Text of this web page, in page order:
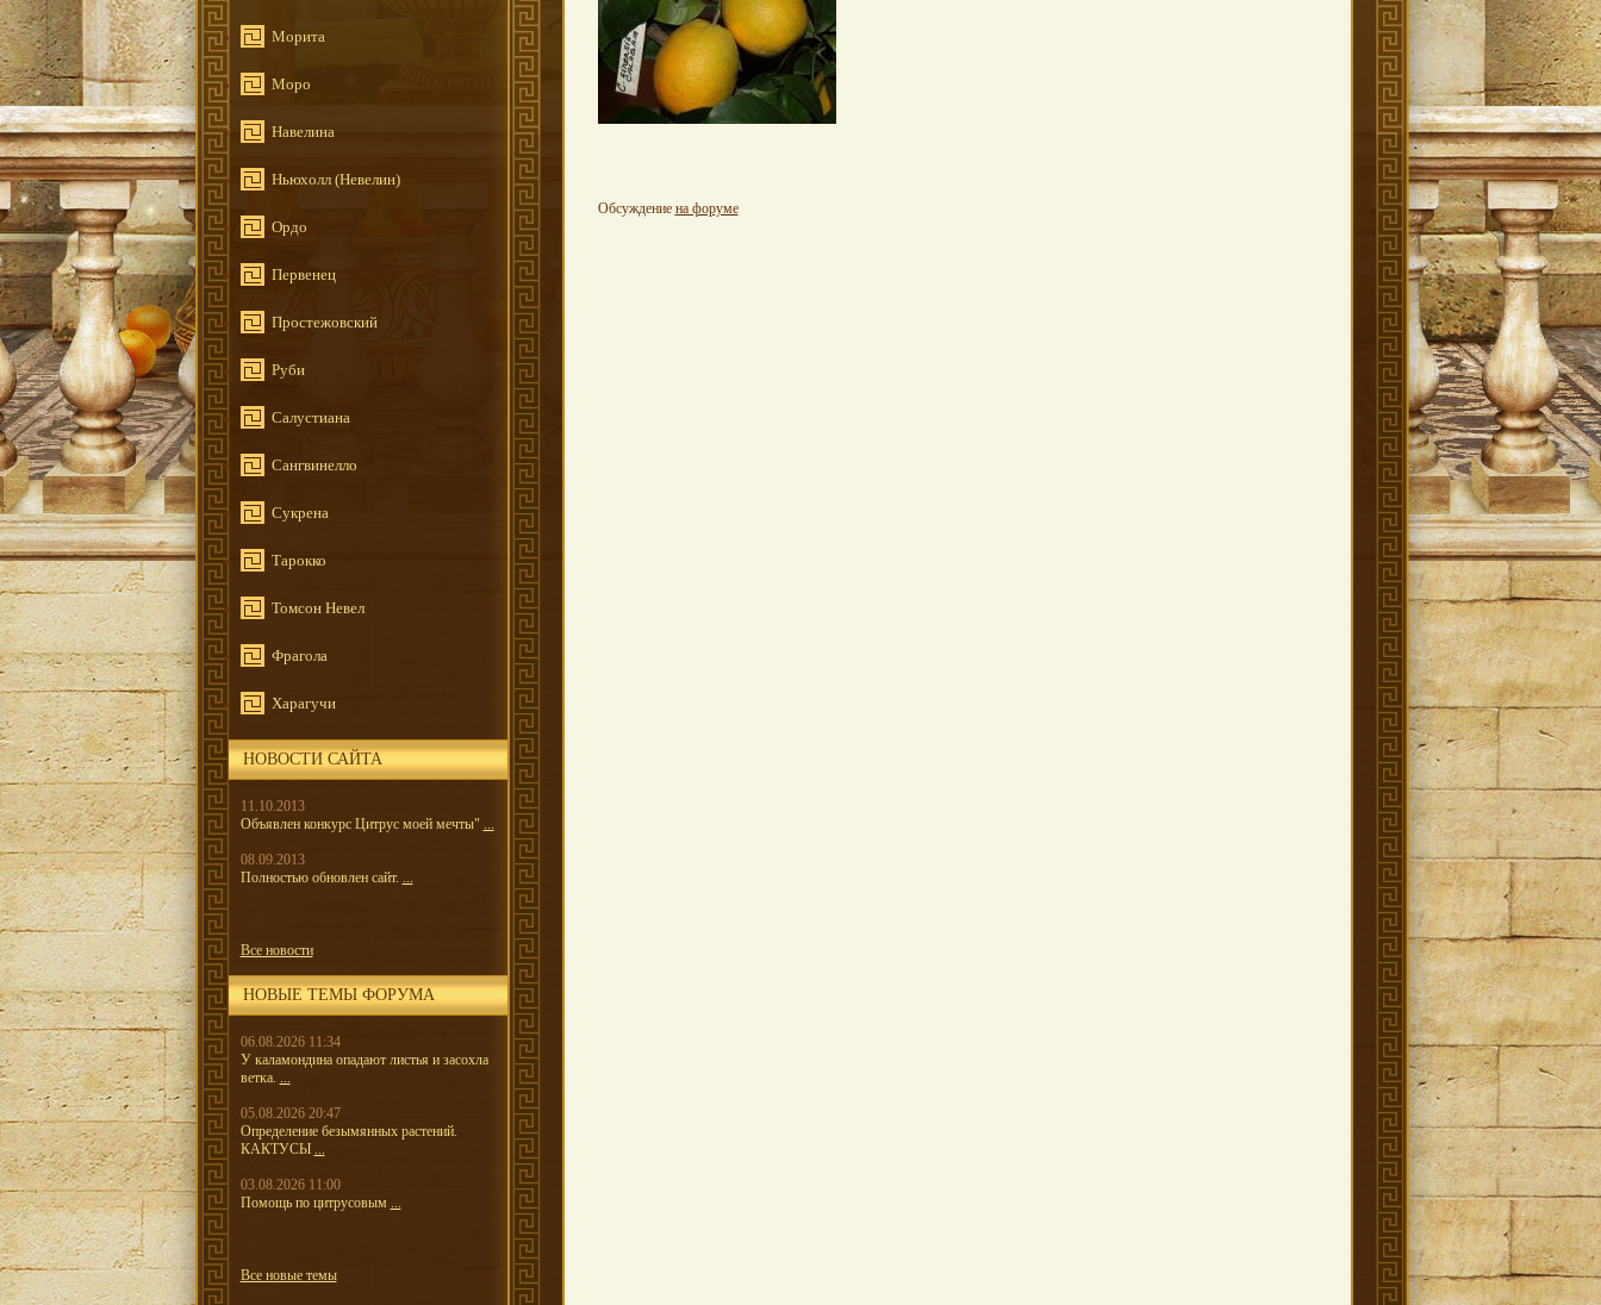
Морита
Моро
Навелина
Ньюхолл (Невелин)
Ордо
Первенец
Простежовский
Руби
Салустиана
Сангвинелло
Сукрена
Тарокко
Томсон Невел
Фрагола
Харагучи
НОВОСТИ САЙТА
11.10.2013
Объявлен конкурс Цитрус моей мечты" ...
08.09.2013
Полностью обновлен сайт. ...
Все новости
НОВЫЕ ТЕМЫ ФОРУМА
06.08.2026 11:34
У каламондина опадают листья и засохла
ветка. ...
05.08.2026 20:47
Определение безымянных растений.
КАКТУСЫ ...
03.08.2026 11:00
Помощь по цитрусовым ...
Все новые темы
Обсуждение на форуме